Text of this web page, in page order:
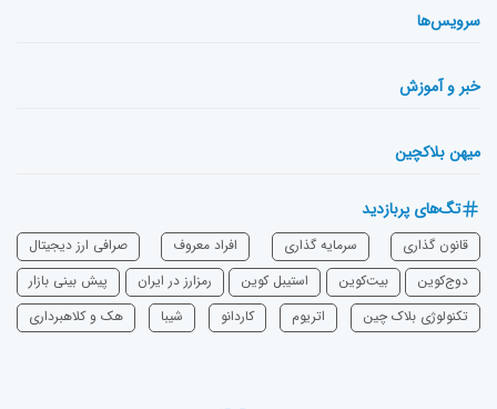
سرویس‌ها
خبر و آموزش
میهن بلاکچین
تگ‌های پربازدید
قانون گذاری سرمایه‌ گذاری افراد معروف
صرافی ارز دیجیتال
دوج‌کوین
بیت‌کوین استیبل کوین رمزارز در ایران
پیش بینی بازار
تکنولوژی بلاک چین
اتریوم ‌کاردانو شیبا هک و کلاهبرداری